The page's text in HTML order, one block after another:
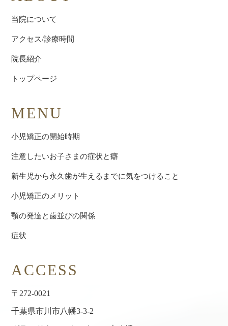
当院について
アクセス/診療時間
院長紹介
トップページ
MENU
小児矯正の開始時期
注意したいお子さまの症状と癖
新生児から永久歯が生えるまでに気をつけること
小児矯正のメリット
顎の発達と歯並びの関係
症状
ACCESS
〒272-0021
千葉県市川市八幡3-3-2